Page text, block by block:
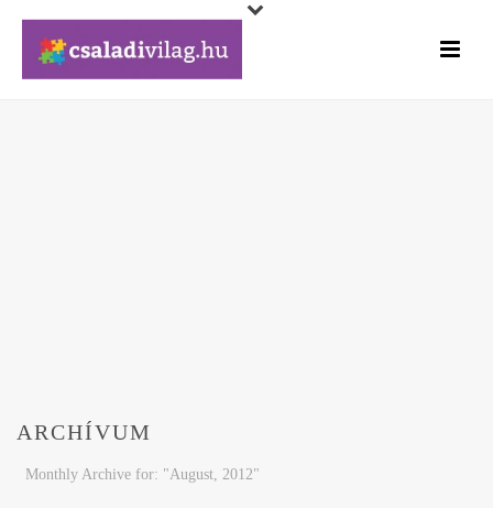
ARCHÍVUM
Monthly Archive for: "August, 2012"